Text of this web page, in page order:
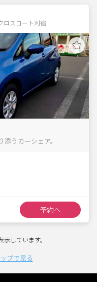
ロスコート刈宿
うカーシェア。
予約へ
しています。
プで見る